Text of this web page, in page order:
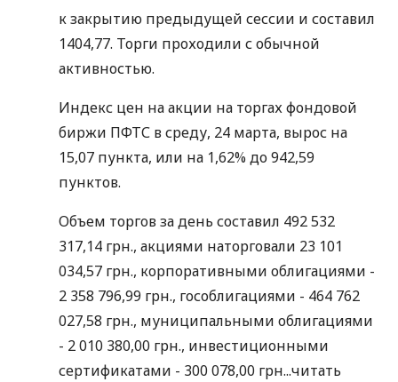
к закрытию предыдущей сессии и составил
1404,77. Торги проходили с обычной
активностью.
Индекс цен на акции на торгах фондовой
биржи ПФТС в среду, 24 марта, вырос на
15,07 пункта, или на 1,62% до 942,59
пунктов.
Объем торгов за день составил 492 532
317,14 грн., акциями наторговали 23 101
034,57 грн., корпоративными облигациями -
2 358 796,99 грн., гособлигациями - 464 762
027,58 грн., муниципальными облигациями
- 2 010 380,00 грн., инвестиционными
сертификатами - 300 078,00 грн...читать